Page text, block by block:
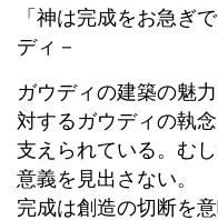
「神は完成をお急ぎ
ディ－
ガウディの建築の魅
対するガウディの執
支えられている。む
意義を見出さない。
完成は創造の切断を